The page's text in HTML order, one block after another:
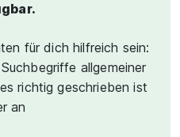
für dich hilfreich sein:
allgemeiner
richtig geschrieben ist
an